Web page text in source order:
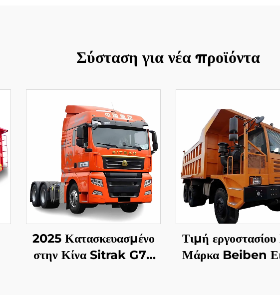
Σύσταση για νέα προϊόντα
2025 Κατασκευασμένο
στην Κίνα Sitrak G7S
Τιμή εργοστασίου
Μάρκα Beiben